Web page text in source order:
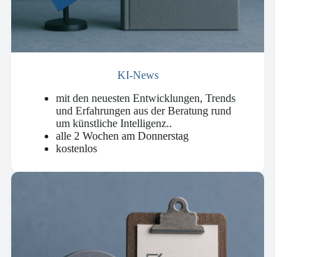
mit den neuesten Entwicklungen, Trends
und Erfahrungen aus der Beratung rund
um künstliche Intelligenz..
alle 2 Wochen am Donnerstag